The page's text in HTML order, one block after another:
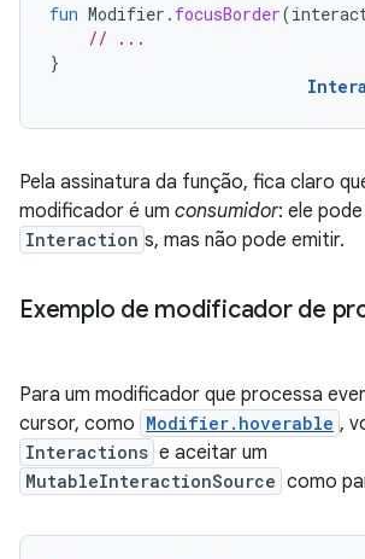
fun Modifier . focusBorder(
// ...
}
Pela assinatura da função, fica claro
modificador é um consumidor: ele
Interaction s, mas não pode emitir.
Exemplo de modificador de
Para um modificador que processa
cursor, como Modifier.hoverable ,
Interactions e aceitar um
MutableInteractionSource como